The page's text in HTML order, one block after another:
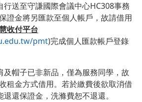
行送至守謙國際會議中心HC308事務
證金將另匯款至個人帳戶，故請借用
收付平台
pmt)完成個人匯款帳戶登錄
及帽子已非新品，僅為服務同學，故
租金方式借用。若於繳費後欲取消借
還保證金，洗滌費恕不退還。